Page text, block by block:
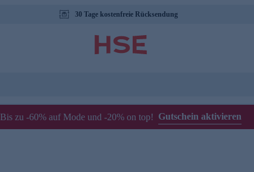
30 Tage kostenfreie Rücksendung
Bis zu -60% auf Mode und -20% on top! Gutschein aktivieren